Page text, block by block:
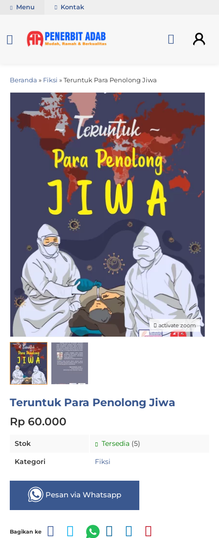
Menu Kontak
Beranda » Fiksi » Teruntuk Para Penolong Jiwa
activate zoom
Teruntuk Para Penolong Jiwa
Rp 60.000
Stok Tersedia (5)
Kategori Fiksi
Pesan via Whatsapp
Bagikan ke